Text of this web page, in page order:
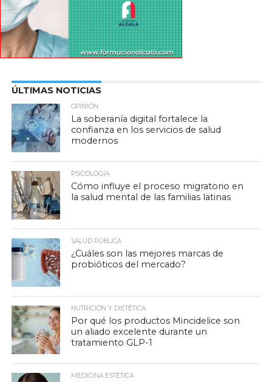
ÚLTIMAS NOTICIAS
OPINIÓN
La soberanía digital fortalece la
confianza en los servicios de salud
modernos
PSICOLOGÍA
Cómo influye el proceso migratorio en
la salud mental de las familias latinas
SALUD PÚBLICA
¿Cuáles son las mejores marcas de
probióticos del mercado?
NUTRICIÓN Y DIETÉTICA
Por qué los productos Mincidelice son
un aliado excelente durante un
tratamiento GLP-1
MEDICINA ESTÉTICA